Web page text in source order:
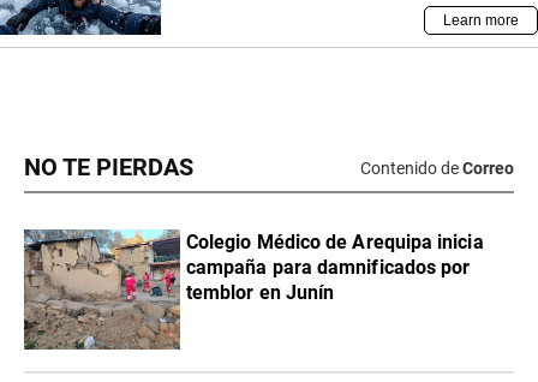
NO TE PIERDAS Contenido deCorreo
Colegio Médico de Arequipa inicia
campaña para damnificados por
temblor en Junín